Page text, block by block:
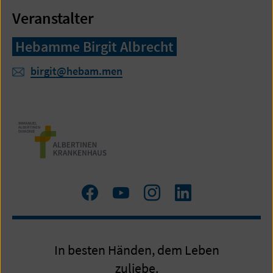
Veranstalter
Hebamme Birgit Albrecht
birgit@hebam.men
Zum
Facebook
Zum
YouTube
Zum
Instagram
LinkedIn
In besten Händen, dem Leben
zuliebe.